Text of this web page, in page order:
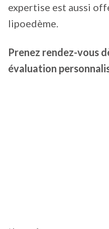
expertise est aussi
lipoedème.
Prenez rendez-vous
évaluation